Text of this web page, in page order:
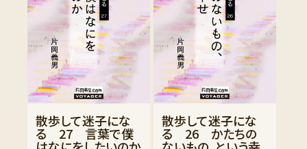
散歩して迷子にな
る 27 言葉で僕
散歩して迷子にな
る 26 かたちの